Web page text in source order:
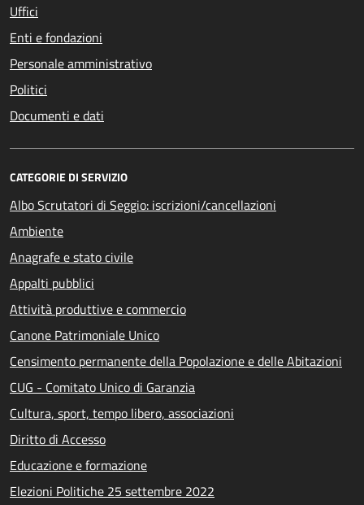
Uffici
Enti e fondazioni
Personale amministrativo
Politici
Documenti e dati
CATEGORIE DI SERVIZIO
Albo Scrutatori di Seggio: iscrizioni/cancellazioni
Ambiente
Anagrafe e stato civile
Appalti pubblici
Attività produttive e commercio
Canone Patrimoniale Unico
Censimento permanente della Popolazione e delle Abitazioni
CUG - Comitato Unico di Garanzia
Cultura, sport, tempo libero, associazioni
Diritto di Accesso
Educazione e formazione
Elezioni Politiche 25 settembre 2022